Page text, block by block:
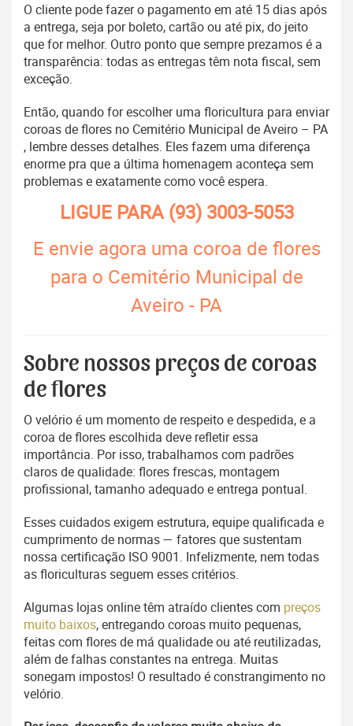
O cliente pode fazer o pagamento em até 15 dias após
a entrega, seja por boleto, cartão ou até pix, do jeito
que for melhor. Outro ponto que sempre prezamos é a
transparência: todas as entregas têm nota fiscal, sem
exceção.
Então, quando for escolher uma floricultura para enviar
coroas de flores no Cemitério Municipal de Aveiro – PA
, lembre desses detalhes. Eles fazem uma diferença
enorme pra que a última homenagem aconteça sem
problemas e exatamente como você espera.
LIGUE PARA(93) 3003-5053
E envie agora uma coroa de flores
para o Cemitério Municipal de
Aveiro - PA
Sobre nossos preços de coroas
de flores
O velório é um momento de respeito e despedida, e a
coroa de flores escolhida deve refletir essa
importância. Por isso, trabalhamos com padrões
claros de qualidade: flores frescas, montagem
profissional, tamanho adequado e entrega pontual.
Esses cuidados exigem estrutura, equipe qualificada e
cumprimento de normas — fatores que sustentam
nossa certificação ISO 9001. Infelizmente, nem todas
as floriculturas seguem esses critérios.
Algumas lojas online têm atraído clientes com preços
muito baixos, entregando coroas muito pequenas,
feitas com flores de má qualidade ou até reutilizadas,
além de falhas constantes na entrega. Muitas
sonegam impostos! O resultado é constrangimento no
velório.